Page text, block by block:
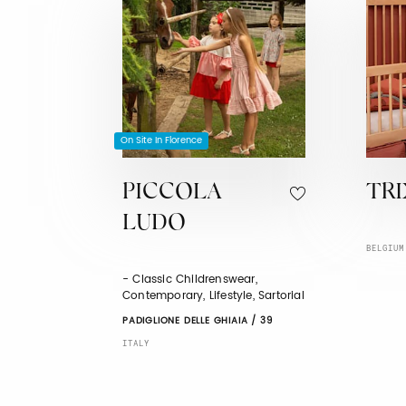
On Site In Florence
PICCOLA
LUDO
- Classic Childrenswear,
Contemporary, Lifestyle, Sartorial
PADIGLIONE DELLE GHIAIA / 39
ITALY
BELGIUM